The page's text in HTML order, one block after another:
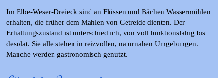
Im Elbe-Weser-Dreieck sind an Flüssen und Bächen Wassermühlen
erhalten, die früher dem Mahlen von Getreide dienten. Der
Erhaltungszustand ist unterschiedlich, von voll funktionsfähig bis
desolat. Sie alle stehen in reizvollen, naturnahen Umgebungen.
Manche werden gastronomisch genutzt.